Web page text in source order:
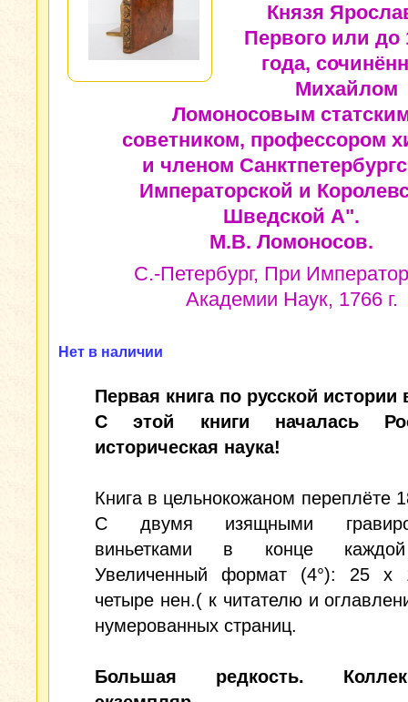
Князя
Первого или до
года,
Михайлом
Ломоносовым
советником, профессором
и членом
Императорской и
Шведской А".
М.В. Ломоносов.
С.-Петербург, При
Академии Наук, 1766 г.
Нет в наличии
Первая книга по русской истории
С этой книги началась
историческая наука!
Книга в цельнокожаном переплёте
С двумя изящными
виньетками в конце
Увеличенный формат (4°): 25 x
четыре нен.( к читателю и
нумерованных страниц.
Большая редкость.